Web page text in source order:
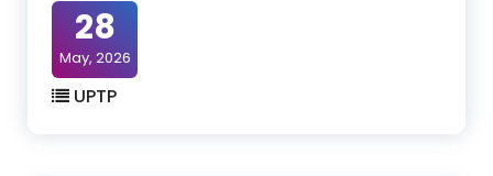
28
May, 2026
UPTP